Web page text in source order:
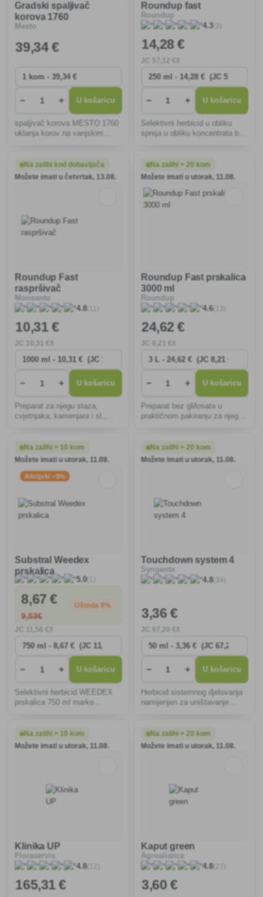
Gradski spaljivač
korova 1760
Mesto
39,34 €
− + U košaricu
spaljivač korova MESTO 1760
uklanja korov na vanjskim
terasama, ulazima u garaže,
parkiralištima, pješčanicima i
Roundup fast
Roundup
4.3
14,28 €
,12 €/l
− + U košaricu
Selektivni herbicid u obliku
spreja u obliku koncentrata bez
jednogodišnjih korova i
mahovine na nepoljoprivrednim
drveća
Na zalihi kod dobavljača
Možete imati u četvrtak, 13.08.
Roundup Fast
raspršivač
Monsanto
4.8
10,31 €
− + U košaricu
Preparat za njegu staza,
cvjetnjaka, kamenjara i sl.,
oštećuje okolne biljke, vizualni
učinak venuća već nakon tri
Na zalihi > 20 kom
Možete imati u utorak, 11.08.
Roundup Fast prskalica
3000 ml
Roundup
4.6(13)
24,62 €
,21 €/l
− + U košaricu
Preparat bez glifosata u
praktičnom pakiranju za njegu
korijenje i mahovinu, ne
oštećuje okolne biljke, vizualni
Na zalihi > 10 kom
Možete imati u utorak, 11.08.
Akcijski −9%
Substral Weedex
prskalica
5.0(1)
8,67 €
9,53€
Ušteda 9%
− + U košaricu
Selektivni herbicid WEEDEX
prskalica 750 ml marke
Na zalihi > 20 kom
Možete imati u utorak, 11.08.
Touchdown system 4
Syngenta
4.8
3,36 €
,20 €/l
− + U košaricu
Herbicid sistemnog djelovanja
namijenjen za uništavanje
u usjevima, voćnjacima, na
nepoljoprivrednim
Na zalihi > 10 kom
Možete imati u utorak, 11.08.
Klinika UP
Floraservis
4.8
165,31 €
Na zalihi > 20 kom
Možete imati u utorak, 11.08.
Kaput green
Agroaliance
4.8
3,60 €